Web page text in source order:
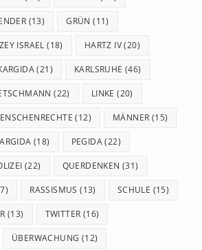
(13) GRÜN (11)
ISRAEL (18) HARTZ IV(20)
(21) KARLSRUHE (46)
(22) LINKE (20)
(12) MÄNNER (15)
(18) PEGIDA(22)
(22) QUERDENKEN (31)
RASSISMUS (13) SCHULE (15)
(13) TWITTER (16)
ÜBERWACHUNG (12)